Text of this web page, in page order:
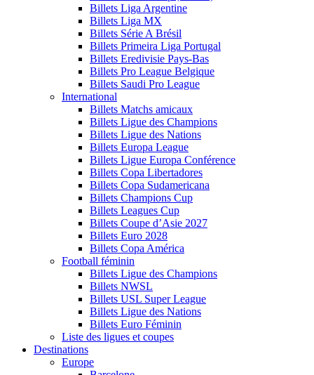
Billets Liga Argentine
Billets Liga MX
Billets Série A Brésil
Billets Primeira Liga Portugal
Billets Eredivisie Pays-Bas
Billets Pro League Belgique
Billets Saudi Pro League
International
Billets Matchs amicaux
Billets Ligue des Champions
Billets Ligue des Nations
Billets Europa League
Billets Ligue Europa Conférence
Billets Copa Libertadores
Billets Copa Sudamericana
Billets Champions Cup
Billets Leagues Cup
Billets Coupe d’Asie 2027
Billets Euro 2028
Billets Copa América
Football féminin
Billets Ligue des Champions
Billets NWSL
Billets USL Super League
Billets Ligue des Nations
Billets Euro Féminin
Liste des ligues et coupes
Destinations
Europe